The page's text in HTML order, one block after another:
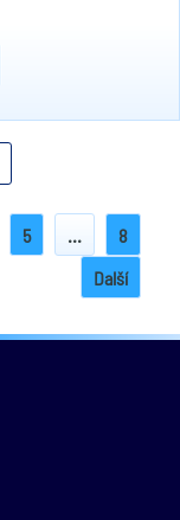
5 ...
8
Další